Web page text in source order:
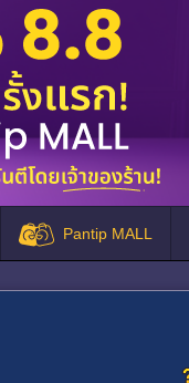
Pantip MALL